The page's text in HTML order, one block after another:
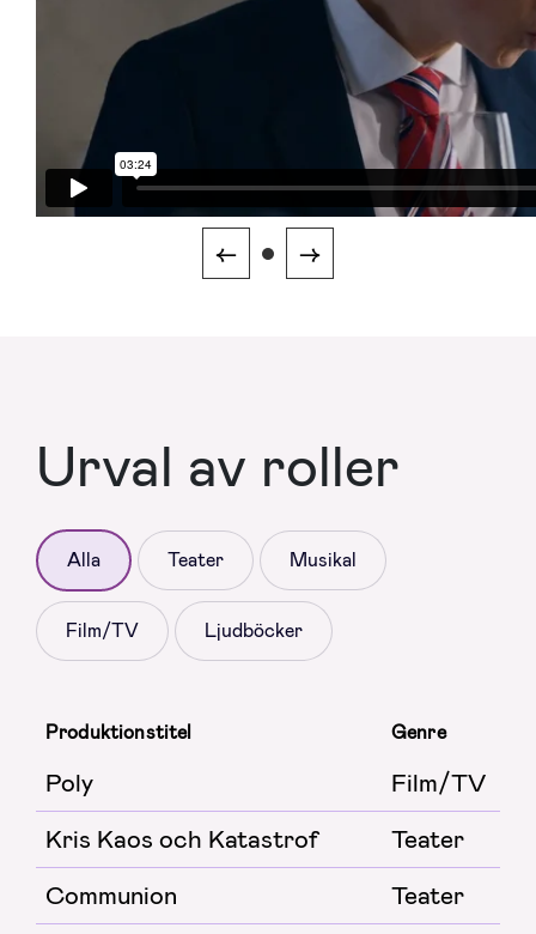
← →
Urval av roller
Alla Teater Musikal
Film/TV Ljudböcker
Produktionstitel Genre
Poly
Film/TV
Kris Kaos och Katastrof
Teater
Communion
Teater